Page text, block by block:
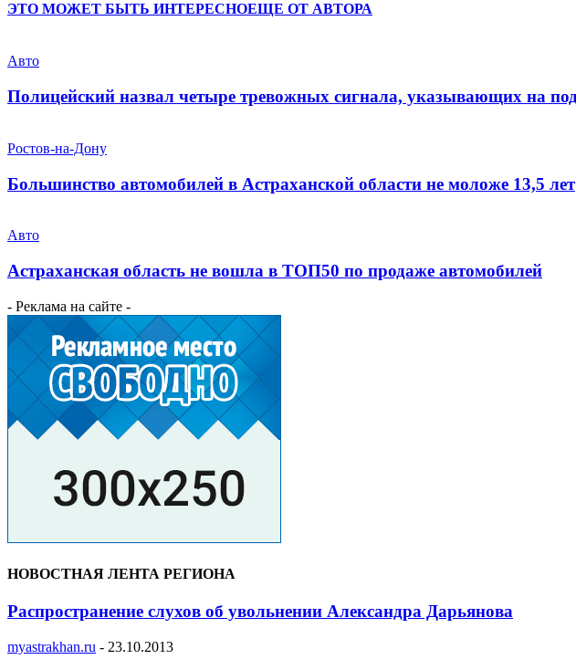
ЭТО МОЖЕТ БЫТЬ ИНТЕРЕСНОЕЩЕ ОТ АВТОРА
Авто
Полицейский назвал четыре тревожных сигнала, указывающих на
Ростов-на-Дону
Большинство автомобилей в Астраханской области не моложе 13,5 лет
Авто
Астраханская область не вошла в ТОП50 по продаже автомобилей
- Реклама на сайте -
НОВОСТНАЯ ЛЕНТА РЕГИОНА
Распространение слухов об увольнении Александра Дарьянова
myastrakhan.ru - 23.10.2013